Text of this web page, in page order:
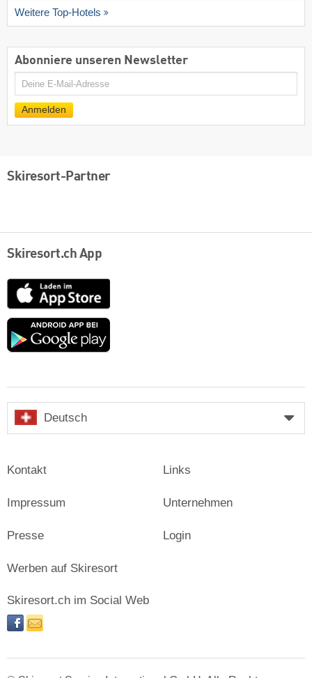
Weitere Top-Hotels
Abonniere unseren Newsletter
E-
Anmelden
Skiresort-Partner
Skiresort.ch App
App
Store
Google
Deutsch
Kontakt
Impressum
Presse
Links
Unternehmen
Login
Werben auf Skiresort
Skiresort.ch im Social Web
facebooknewsletter